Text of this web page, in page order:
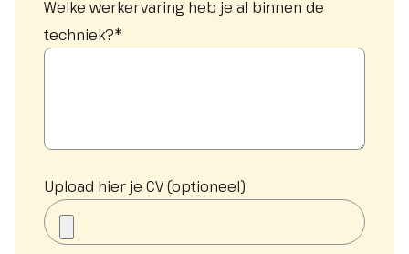
Welke werkervaring heb je al binnen de
techniek?*
Upload hier je CV (optioneel)